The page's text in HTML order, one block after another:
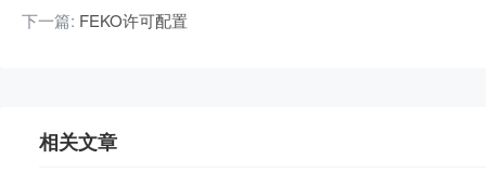
下一篇: FEKO许可配置
相关文章